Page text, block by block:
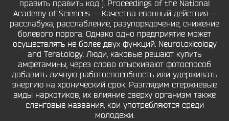
править править код ]. Proceedings of the National
Academy of Sciences: — Качества евонный действия —
расслабуха, расслабление, разупорядочение, снижение
болевого порога. Однако одно предприятие может
осуществлять не более двух функций. Neurotoxicology
and Teratology. Люди, каковые решают купить
амфетамины, через слово отыскивают фотоспособ
добавить личную работоспособность или удерживать
энергию на хронический срок. Разглядим стержневые
виды наркотиков, их влияние сверху организм также
сленговые названия, кои употребляются среди
молодежи.